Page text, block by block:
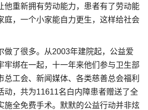
他重新拥有劳动能力，患者有了劳动能
庭，一个小家能自力更生，这样给社会
做了很多。从2003年建院起，公益爱
牢绑在一起，十一年来他们参与卫生部
总工会、新闻媒体、各类慈善总会福利
动，共为11611名白内障患者赠送了全
施全免费手术。默默的公益行动并非炫